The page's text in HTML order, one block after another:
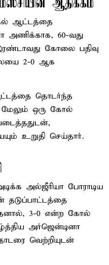
ஆதிக்கம்
ஆட்டத்தை
அணிக்காக, 60-வது
கோலை பதிவு
2-0 ஆக
தொடர்ந்த
மேலும் ஒரு கோல்
உறுதி செய்தார்.
அல்ஜீரியா போராடிய
தடுப்பாட்டத்தை
3-0 என்ற கோல்
அர்ஜென்டினா
வெற்றியுடன்